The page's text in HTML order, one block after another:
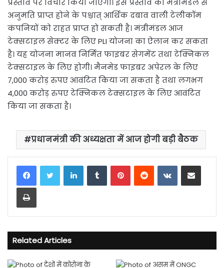
प्रस्ताव पर विचार किया जाएगा। इस प्रस्ताव को मंत्रीमंडल से
अनुमति प्राप्त होने के पश्चात् आर्थिक दबाव वाली टेलीकॉम
कंपनियों को राहत प्राप्त हो सकती है। मंत्रीमंडल आज
टेक्सटाइल सेक्टर के लिए PLI योजना का ऐलान कर सकता
है। यह योजना मानव निर्मित फाइबर सेगमेंट तथा टेक्निकल
टेक्सटाइल के लिए होगी। मैनमेड फाइबर अपेरल के लिए
7,000 करोड़ रुपए आवंटित किया जा सकता है तथा लगभग
4,000 करोड़ रुपए टेक्निकल टेक्सटाइल के लिए आवंटित
किया जा सकता है।
प्रधानमंत्री की अध्यक्षता में आज होगी बड़ी बैठक
LinkedInTumblrPinterestReddit VKontakteShare via Email
Print
Related Articles